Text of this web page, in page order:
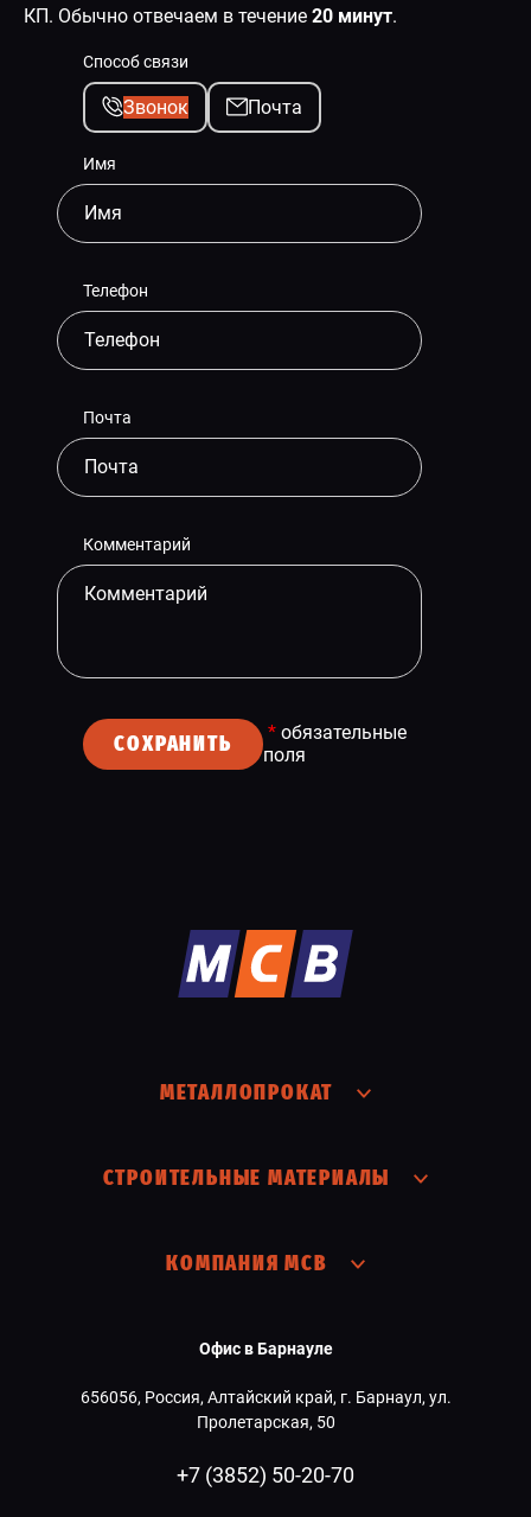
КП. Обычно отвечаем в течение 20 минут.
Способ связи
Звонок Почта
Имя
Телефон
Почта
Комментарий
СОХРАНИТЬ * обязательные
поля
МЕТАЛЛОПРОКАТ
СТРОИТЕЛЬНЫЕ МАТЕРИАЛЫ
КОМПАНИЯ МСВ
Офис в Барнауле
656056, Россия, Алтайский край, г. Барнаул, ул.
Пролетарская, 50
+7 (3852) 50-20-70